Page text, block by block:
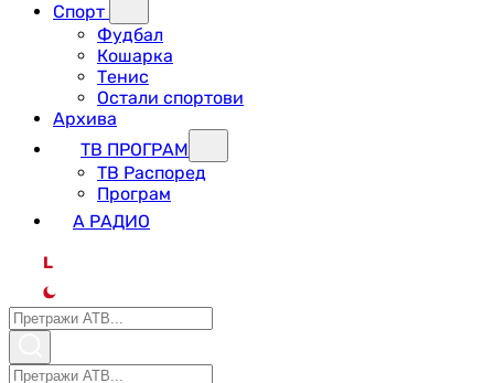
Спорт
Фудбал
Кошарка
Тенис
Остали спортови
Архива
ТВ ПРОГРАМ
ТВ Распоред
Програм
А РАДИО
L